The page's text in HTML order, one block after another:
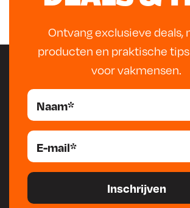
Ontvang exclusieve deals,
producten en praktische
voor vakmensen.